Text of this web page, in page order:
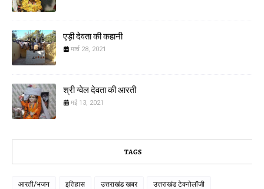
एड़ी देवता की कहानी
मार्च 28, 2021
श्री ग्वेल देवता की आरती
मई 13, 2021
TAGS
आरती/भजन इतिहास उत्तराखंड खबर उत्तराखंड टेक्नोलॉजी